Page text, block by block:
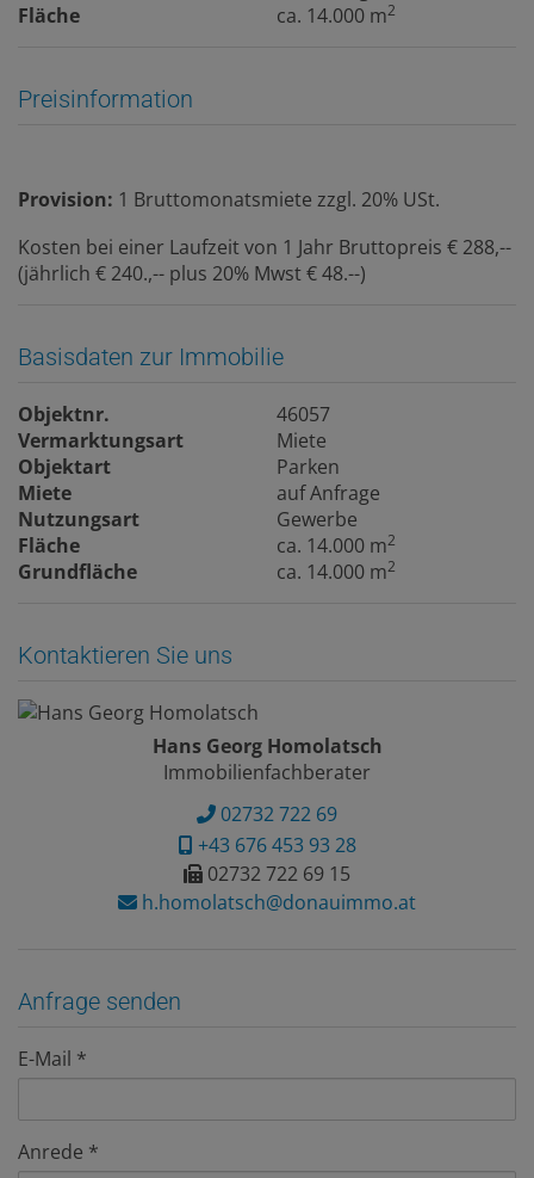
Fläche
ca. 14.000 m2
Preisinformation
Provision: 1 Bruttomonatsmiete zzgl. 20% USt.
Kosten bei einer Laufzeit von 1 Jahr Bruttopreis € 288,--
(jährlich € 240.,-- plus 20% Mwst € 48.--)
Basisdaten zur Immobilie
Objektnr.
46057
Vermarktungsart
Miete
Objektart
Parken
Miete
auf Anfrage
Nutzungsart
Gewerbe
Fläche
ca. 14.000 m2
Grundfläche ca. 14.000 m2
Kontaktieren Sie uns
Hans Georg Homolatsch
Immobilienfachberater
02732 722 69
+43 676 453 93 28
02732 722 69 15
h.homolatsch@donauimmo.at
Anfrage senden
E-Mail
Anrede